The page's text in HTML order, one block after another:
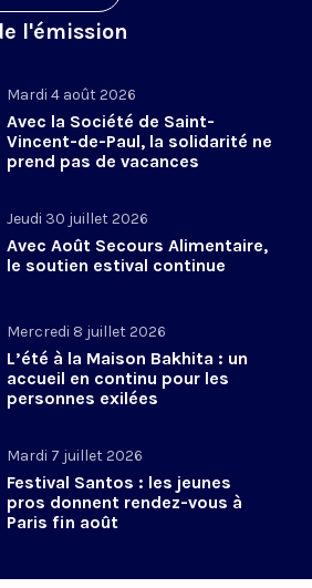
l'émission
Mardi 4 août 2026
Avec la Société de Saint-
Vincent-de-Paul, la solidarité ne
prend pas de vacances
Jeudi 30 juillet 2026
Avec Août Secours Alimentaire,
le soutien estival continue
Mercredi 8 juillet 2026
L’été à la Maison Bakhita : un
accueil en continu pour les
personnes exilées
Mardi 7 juillet 2026
Festival Santos : les jeunes
pros donnent rendez-vous à
Paris fin août